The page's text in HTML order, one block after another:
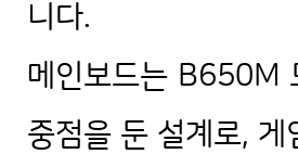
니다.
메인보드는 B650M
중점을 둔 설계로,